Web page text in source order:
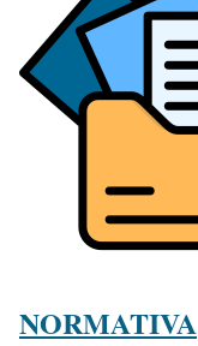
NORMATIVA